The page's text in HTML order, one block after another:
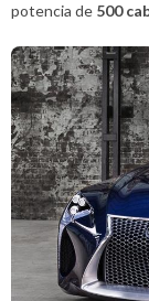
potencia de 500